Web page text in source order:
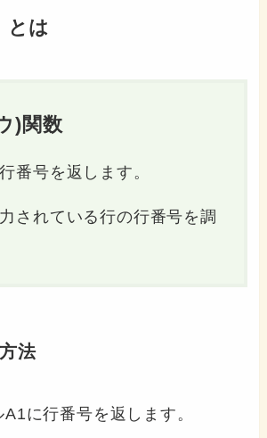
とは
)関数
番号を返します。
力されている行の行番号を調
法
に行番号を返します。